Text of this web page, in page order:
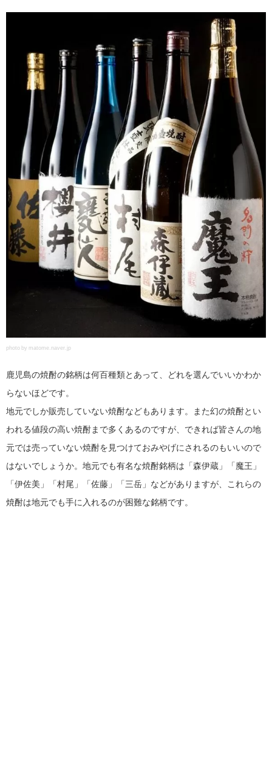
photo by matome.naver.jp
鹿児島の焼酎の銘柄は何百種類とあって、どれを選んでいいかわか
らないほどです。
地元でしか販売していない焼酎などもあります。また幻の焼酎とい
われる値段の高い焼酎まで多くあるのですが、できれば皆さんの地
元では売っていない焼酎を見つけておみやげにされるのもいいので
はないでしょうか。地元でも有名な焼酎銘柄は「森伊蔵」「魔王」
「伊佐美」「村尾」「佐藤」「三岳」などがありますが、これらの
焼酎は地元でも手に入れるのが困難な銘柄です。